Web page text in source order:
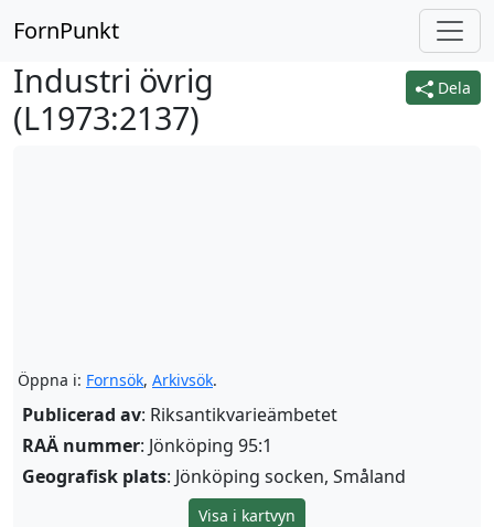
FornPunkt
Dela
Industri övrig
(L1973:2137)
Öppna i: Fornsök, Arkivsök.
Publicerad av: Riksantikvarieämbetet
RAÄ nummer: Jönköping 95:1
Geografisk plats: Jönköping socken, Småland
Visa i kartvyn